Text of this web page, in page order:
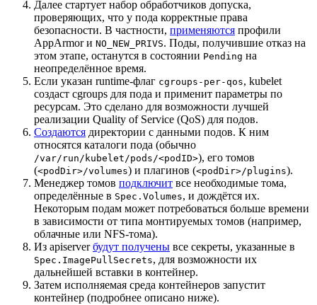
Далее стартует набор обработчиков допуска,
проверяющих, что у пода корректные права
безопасности. В частности, применяются профили
AppArmor и NO_NEW_PRIVS. Поды, получившие отказ на
этом этапе, останутся в состоянии Pending на
неопределённое время.
Если указан runtime-флаг cgroups-per-qos, kubelet
создаст cgroups для пода и применит параметры по
ресурсам. Это сделано для возможности лучшей
реализации Quality of Service (QoS) для подов.
Создаются директории с данными подов. К ним
относятся каталоги пода (обычно
/var/run/kubelet/pods/<podID>), его томов
(<podDir>/volumes) и плагинов (<podDir>/plugins).
Менеджер томов подключит все необходимые тома,
определённые в Spec.Volumes, и дождётся их.
Некоторым подам может потребоваться больше времени
в зависимости от типа монтируемых томов (например,
облачные или NFS-тома).
Из apiserverбудут получены все секреты, указанные в
Spec.ImagePullSecrets, для возможности их
дальнейшей вставки в контейнер.
Затем исполняемая среда контейнеров запустит
контейнер (подробнее описано ниже).